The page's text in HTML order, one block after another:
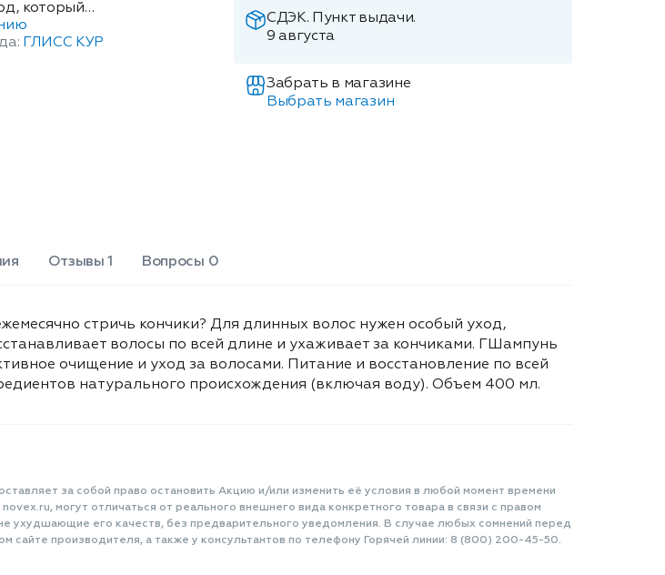
Morpholinomethyl
Copolymer,
Panthenol,
Hexyl Cinnamal,
который
очищает
ГЛИСС КУР
СДЭК. Пункт выдачи.
9 августа
Забрать в магазине
Выбрать магазин
Отзывы 1 Вопросы 0
стричь кончики? Для длинных волос нужен особый уход,
волосы по всей длине и ухаживает за кончиками. ГШампунь
очищение и уход за волосами. Питание и восстановление по всей
натурального происхождения (включая воду). Объем 400 мл.
за собой право остановить Акцию и/или изменить её условия в любой момент времени
могут отличаться от реального внешнего вида конкретного товара в связи с правом
ухудшающие его качеств, без предварительного уведомления. В случае любых сомнений перед
сайте производителя, а также у консультантов по телефону Горячей линии: 8 (800) 200-45-50.